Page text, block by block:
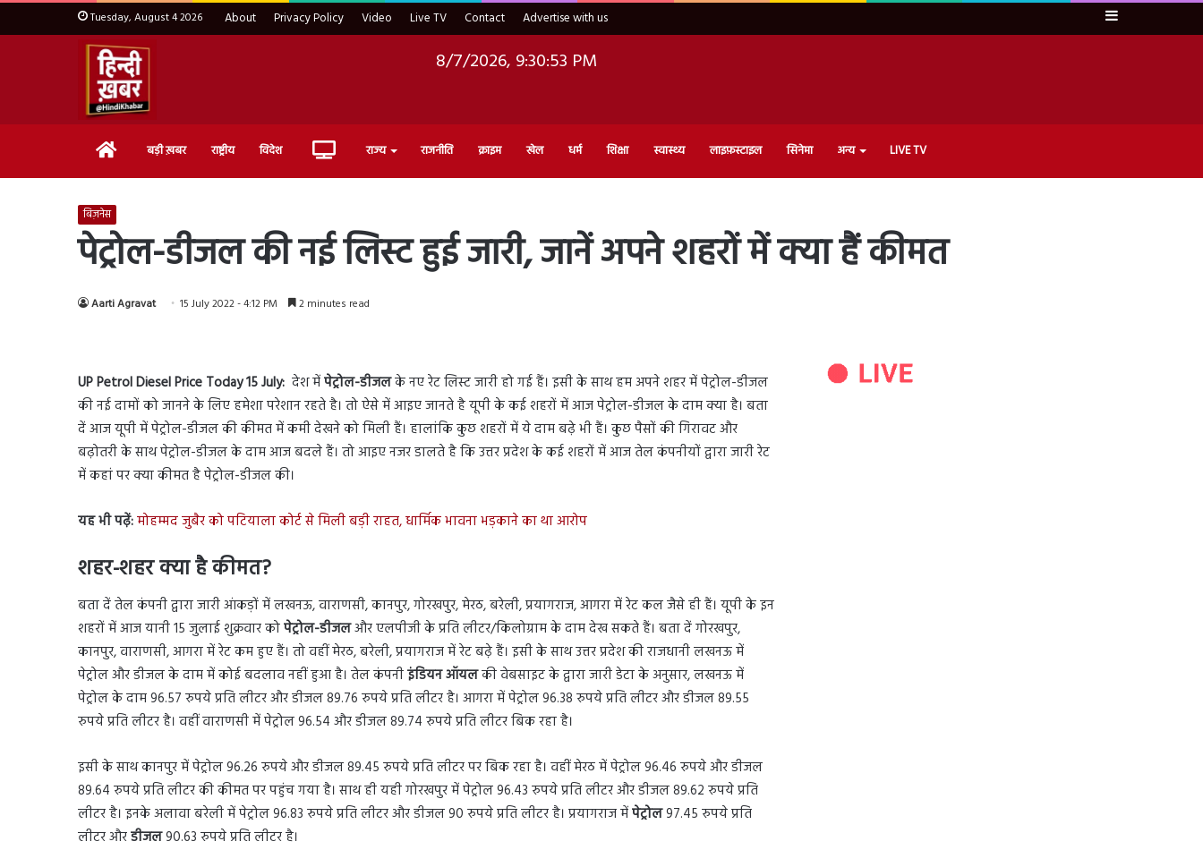
Tuesday, August 4 2026 About Privacy Policy Video Live TV Contact Advertise with us Sidebar
8/7/2026, 9:30:54 PM
Home बड़ी ख़बर राष्ट्रीय विदेश Live राज्य राजनीति क्राइम खेल धर्म शिक्षा स्वास्थ्य लाइफ़स्टाइल सिनेमा अन्य LIVE TV
बिज़नेस
पेट्रोल-डीजल की नई लिस्ट हुई जारी, जानें अपने शहरों में क्या हैं कीमत
Aarti Agravat 15 July 2022 - 4:12 PM 2 minutes read
UP Petrol Diesel Price Today 15 July: देश मेंपेट्रोल-डीजलके नए रेट लिस्ट जारी हो गई हैं। इसी के साथ हम अपने शहर में पेट्रोल-डीजल
की नई दामों को जानने के लिए हमेशा परेशान रहते है। तो ऐसे में आइए जानते है यूपी के कई शहरों में आज पेट्रोल-डीजल के दाम क्या है। बता
दें आज यूपी में पेट्रोल-डीजल की कीमत में कमी देखने को मिली हैं। हालांकि कुछ शहरों में ये दाम बढ़े भी हैं। कुछ पैसों की गिरावट और
बढ़ोतरी के साथ पेट्रोल-डीजल के दाम आज बदले हैं। तो आइए नजर डालते है कि उत्तर प्रदेश के कई शहरों में आज तेल कंपनीयों द्वारा जारी रेट
में कहां पर क्या कीमत है पेट्रोल-डीजल की।
यह भी पढ़ें:मोहम्मद जुबैर को पटियाला कोर्ट से मिली बड़ी राहत, धार्मिक भावना भड़काने का था आरोप
शहर-शहर क्या है कीमत?
बता दें तेल कंपनी द्वारा जारी आंकड़ों में लखनऊ, वाराणसी, कानपुर, गोरखपुर, मेरठ, बरेली, प्रयागराज, आगरा में रेट कल जैसे ही हैं। यूपी के इन
शहरों में आज यानी 15 जुलाई शुक्रवार कोपेट्रोल-डीजलऔर एलपीजी के प्रति लीटर/किलोग्राम के दाम देख सकते हैं। बता दें गोरखपुर,
कानपुर, वाराणसी, आगरा में रेट कम हुए हैं। तो वहीं मेरठ, बरेली, प्रयागराज में रेट बढ़े हैं। इसी के साथ उत्तर प्रदेश की राजधानी लखनऊ में
पेट्रोल और डीजल के दाम में कोई बदलाव नहीं हुआ है। तेल कंपनीइंडियन ऑयलकी वेबसाइट के द्वारा जारी डेटा के अनुसार, लखनऊ में
पेट्रोल के दाम 96.57 रुपये प्रति लीटर और डीजल 89.76 रुपये प्रति लीटर है। आगरा में पेट्रोल 96.38 रुपये प्रति लीटर और डीजल 89.55
रुपये प्रति लीटर है। वहीं वाराणसी में पेट्रोल 96.54 और डीजल 89.74 रुपये प्रति लीटर बिक रहा है।
इसी के साथ कानपुर में पेट्रोल 96.26 रुपये और डीजल 89.45 रुपये प्रति लीटर पर बिक रहा है। वहीं मेरठ में पेट्रोल 96.46 रुपये और डीजल
89.64 रुपये प्रति लीटर की कीमत पर पहुंच गया है। साथ ही यही गोरखपुर में पेट्रोल 96.43 रुपये प्रति लीटर और डीजल 89.62 रुपये प्रति
लीटर है। इनके अलावा बरेली में पेट्रोल 96.83 रुपये प्रति लीटर और डीजल 90 रुपये प्रति लीटर है। प्रयागराज मेंपेट्रोल97.45 रुपये प्रति
लीटर औरडीजल90.63 रुपये प्रति लीटर है।